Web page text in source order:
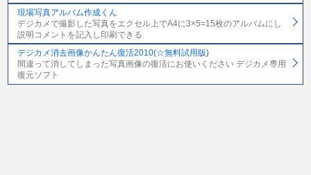
現場写真アルバム作成くん
デジカメで撮影した写真をエクセル上でA4に3×5=15枚のアルバムにし
説明コメントを記入し印刷できる
デジカメ消去画像かんたん復活2010(☆無料試用版)
間違って消してしまった写真画像の復活にお使いください デジカメ専用
復元ソフト